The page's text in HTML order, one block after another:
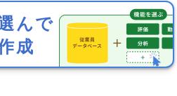
んで
成